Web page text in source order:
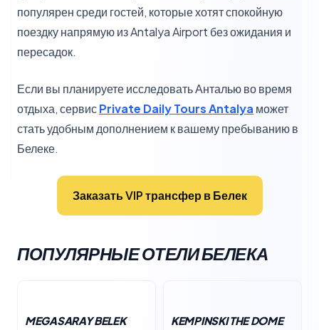
популярен среди гостей, которые хотят спокойную
поездку напрямую из Antalya Airport без ожидания и
пересадок.
Если вы планируете исследовать Анталью во время
отдыха, сервисPrivate Daily Tours Antalya может
стать удобным дополнением к вашему пребыванию в
Белеке.
Заказать VIP трансфер в Белек
ПОПУЛЯРНЫЕ ОТЕЛИ БЕЛЕКА
MEGASARAY BELEK KEMPINSKI THE DOME